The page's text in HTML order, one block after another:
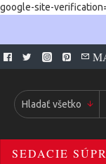
google-site-
Hladať všetko
SEDACIE